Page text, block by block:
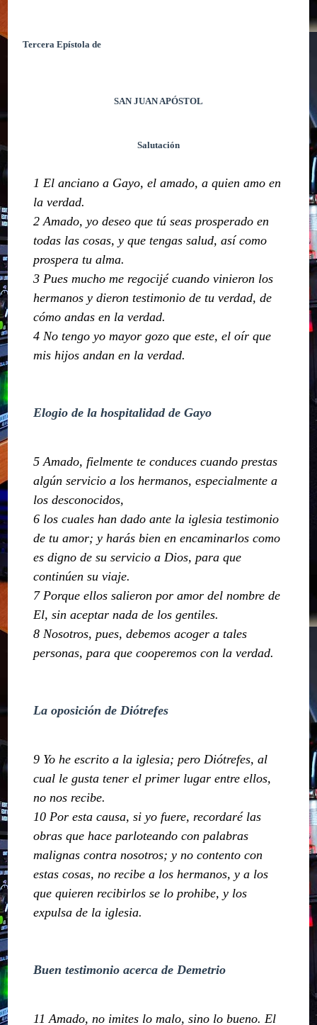
Tercera Epístola de
SAN JUAN APÓSTOL
Salutación
1 El anciano a Gayo, el amado, a quien amo en
la verdad.
2 Amado, yo deseo que tú seas prosperado en
todas las cosas, y que tengas salud, así como
prospera tu alma.
3 Pues mucho me regocijé cuando vinieron los
hermanos y dieron testimonio de tu verdad, de
cómo andas en la verdad.
4 No tengo yo mayor gozo que este, el oír que
mis hijos andan en la verdad.
Elogio de la hospitalidad de Gayo
5 Amado, fielmente te conduces cuando prestas
algún servicio a los hermanos, especialmente a
los desconocidos,
6 los cuales han dado ante la iglesia testimonio
de tu amor; y harás bien en encaminarlos como
es digno de su servicio a Dios, para que
continúen su viaje.
7 Porque ellos salieron por amor del nombre de
El, sin aceptar nada de los gentiles.
8 Nosotros, pues, debemos acoger a tales
personas, para que cooperemos con la verdad.
La oposición de Diótrefes
9 Yo he escrito a la iglesia; pero Diótrefes, al
cual le gusta tener el primer lugar entre ellos,
no nos recibe.
10 Por esta causa, si yo fuere, recordaré las
obras que hace parloteando con palabras
malignas contra nosotros; y no contento con
estas cosas, no recibe a los hermanos, y a los
que quieren recibirlos se lo prohibe, y los
expulsa de la iglesia.
Buen testimonio acerca de Demetrio
11 Amado, no imites lo malo, sino lo bueno. El